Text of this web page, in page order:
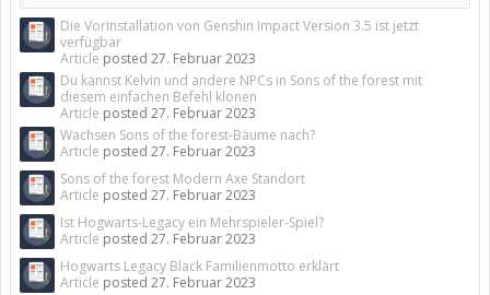
Die Vorinstallation von Genshin Impact Version 3.5 ist jetzt
verfügbar
Article posted 27. Februar 2023
Du kannst Kelvin und andere NPCs in Sons of the forest mit
diesem einfachen Befehl klonen
Article posted 27. Februar 2023
Wachsen Sons of the forest-Bäume nach?
Article posted 27. Februar 2023
Sons of the forest Modern Axe Standort
Article posted 27. Februar 2023
Ist Hogwarts-Legacy ein Mehrspieler-Spiel?
Article posted 27. Februar 2023
Hogwarts Legacy Black Familienmotto erklärt
Article posted 27. Februar 2023